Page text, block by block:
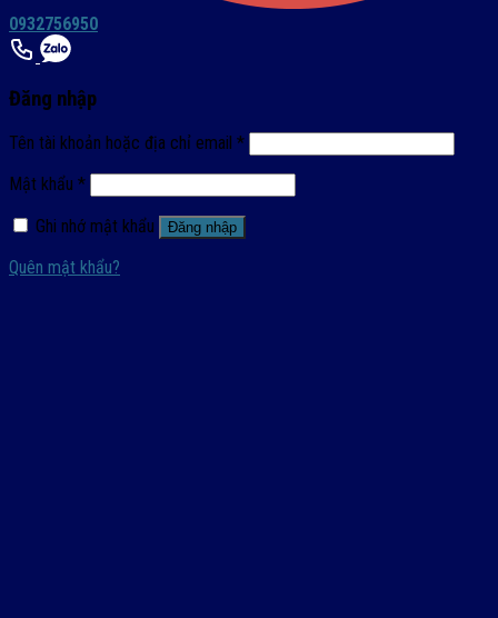
0932756950
Đăng nhập
Tên tài khoản hoặc địa chỉ email *
Mật khẩu *
Ghi nhớ mật khẩu
Đăng nhập
Quên mật khẩu?